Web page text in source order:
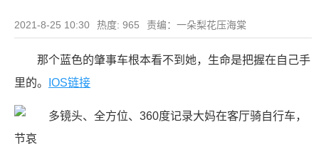
2021-8-25 10:30 热度: 965 责编：一朵梨花压海棠
那个蓝色的肇事车根本看不到她，生命是把握在自己手
里的。
IOS链接